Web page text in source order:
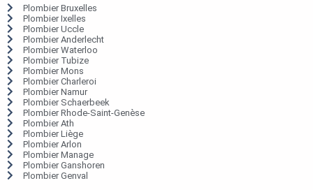
Plombier Bruxelles
Plombier Ixelles
Plombier Uccle
Plombier Anderlecht
Plombier Waterloo
Plombier Tubize
Plombier Mons
Plombier Charleroi
Plombier Namur
Plombier Schaerbeek
Plombier Rhode-Saint-Genèse
Plombier Ath
Plombier Liège
Plombier Arlon
Plombier Manage
Plombier Ganshoren
Plombier Genval